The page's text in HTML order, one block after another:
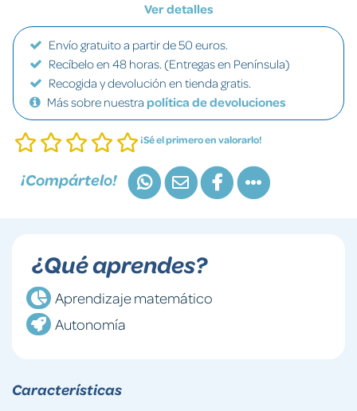
Ver detalles
Envío gratuito a partir de 50 euros.
Recíbelo en 48 horas. (Entregas en Península)
Recogida y devolución en tienda gratis.
Más sobre nuestra política de devoluciones
¡Sé el primero en valorarlo!
¡Compártelo!
¿Qué aprendes?
Aprendizaje matemático
Autonomía
Características